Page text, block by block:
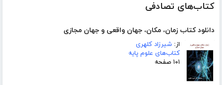
کتاب‌های تصادفی
دانلود کتاب زمان، مکان، جهان واقعی و جهان مجازی
از: شیرزاد کلهری
کتاب‌های علوم پایه
۱۰۱ صفحه